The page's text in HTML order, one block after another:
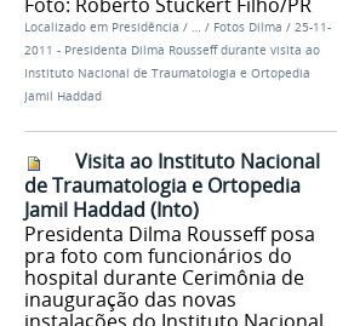
Localizado em Presidência / … / Fotos Dilma / 25-11-
2011 - Presidenta Dilma Rousseff durante visita ao
Instituto Nacional de Traumatologia e Ortopedia
Jamil Haddad
Visita ao Instituto Nacional
de Traumatologia e Ortopedia
Jamil Haddad (Into)
Presidenta Dilma Rousseff posa
pra foto com funcionários do
hospital durante Cerimônia de
inauguração das novas